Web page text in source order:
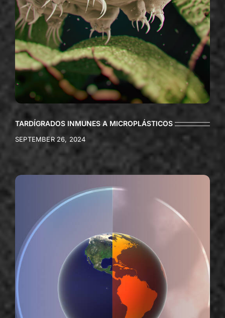
TARDÍGRADOS INMUNES A MICROPLÁSTICOS
SEPTEMBER 26, 2024